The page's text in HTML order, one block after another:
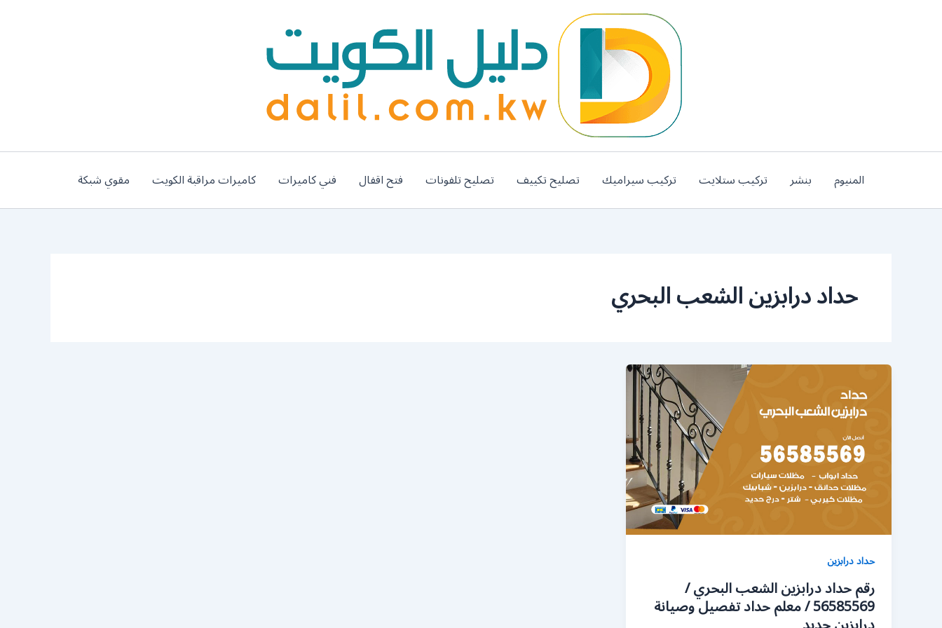
المنيوم بنشر تركيب ستلايت تركيب سيراميك تصليح تكييف تصليح تلفونات فتح اقفال فني كاميرات كاميرات مراقبة الكويت مقوي شبكة
حداد درابزين الشعب البحري
حداد درابزين
رقم حداد درابزين الشعب البحري /
56585569 / معلم حداد تفصيل وصيانة